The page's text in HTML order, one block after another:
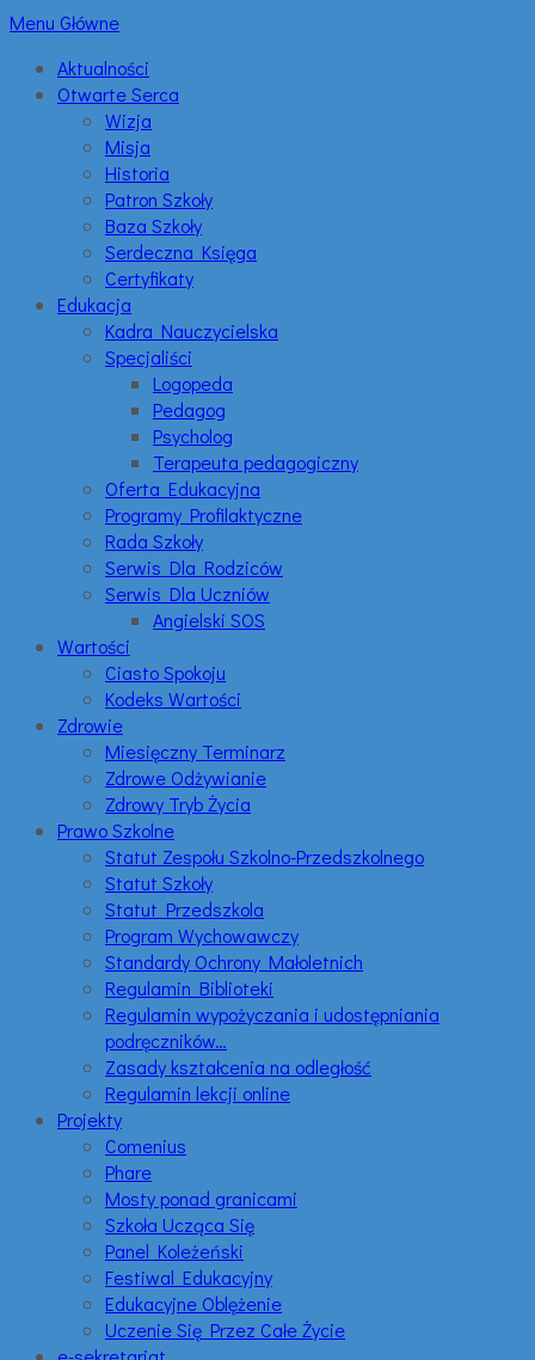
Menu Główne
Aktualności
Otwarte Serca
Wizja
Misja
Historia
Patron Szkoły
Baza Szkoły
Serdeczna Księga
Certyfikaty
Edukacja
Kadra Nauczycielska
Specjaliści
Logopeda
Pedagog
Psycholog
Terapeuta pedagogiczny
Oferta Edukacyjna
Programy Profilaktyczne
Rada Szkoły
Serwis Dla Rodziców
Serwis Dla Uczniów
Angielski SOS
Wartości
Ciasto Spokoju
Kodeks Wartości
Zdrowie
Miesięczny Terminarz
Zdrowe Odżywianie
Zdrowy Tryb Życia
Prawo Szkolne
Statut Zespołu Szkolno-Przedszkolnego
Statut Szkoły
Statut Przedszkola
Program Wychowawczy
Standardy Ochrony Małoletnich
Regulamin Biblioteki
Regulamin wypożyczania i udostępniania
podręczników…
Zasady kształcenia na odległość
Regulamin lekcji online
Projekty
Comenius
Phare
Mosty ponad granicami
Szkoła Ucząca Się
Panel Koleżeński
Festiwal Edukacyjny
Edukacyjne Oblężenie
Uczenie Się Przez Całe Życie